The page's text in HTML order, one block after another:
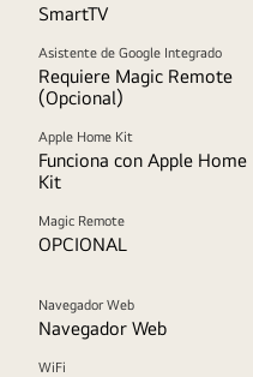
SmartTV
Asistente de Google Integrado
Requiere Magic Remote
(Opcional)
Apple Home Kit
Funciona con Apple Home
Kit
Magic Remote
OPCIONAL
Navegador Web
Navegador Web
WiFi